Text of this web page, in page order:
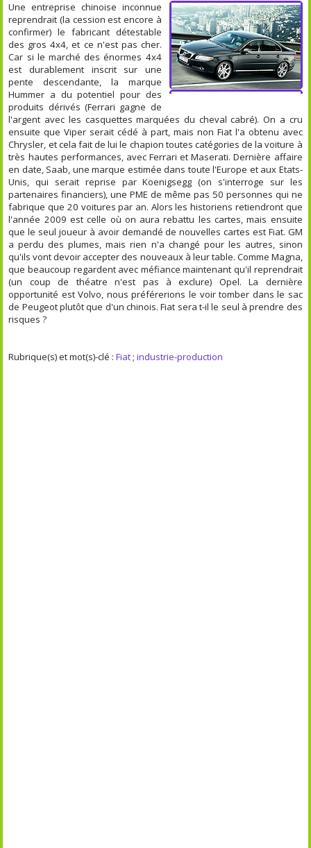
Une entreprise chinoise inconnue
reprendrait (la cession est encore à
confirmer) le fabricant détestable
des gros 4x4, et ce n'est pas cher.
Car si le marché des énormes 4x4
est durablement inscrit sur une
pente descendante, la marque
Hummer a du potentiel pour des
produits dérivés (Ferrari gagne de
l'argent avec les casquettes marquées du cheval cabré). On a cru
ensuite que Viper serait cédé à part, mais non Fiat l'a obtenu avec
Chrysler, et cela fait de lui le chapion toutes catégories de la voiture à
très hautes performances, avec Ferrari et Maserati. Dernière affaire
en date, Saab, une marque estimée dans toute l'Europe et aux Etats-
Unis, qui serait reprise par Koenigsegg (on s'interroge sur les
partenaires financiers), une PME de même pas 50 personnes qui ne
fabrique que 20 voitures par an. Alors les historiens retiendront que
l'année 2009 est celle où on aura rebattu les cartes, mais ensuite
que le seul joueur à avoir demandé de nouvelles cartes est Fiat. GM
a perdu des plumes, mais rien n'a changé pour les autres, sinon
qu'ils vont devoir accepter des nouveaux à leur table. Comme Magna,
que beaucoup regardent avec méfiance maintenant qu'il reprendrait
(un coup de théatre n'est pas à exclure) Opel. La dernière
opportunité est Volvo, nous préférerions le voir tomber dans le sac
de Peugeot plutôt que d'un chinois. Fiat sera t-il le seul à prendre des
risques ?
Rubrique(s) et mot(s)-clé :Fiat;industrie-production